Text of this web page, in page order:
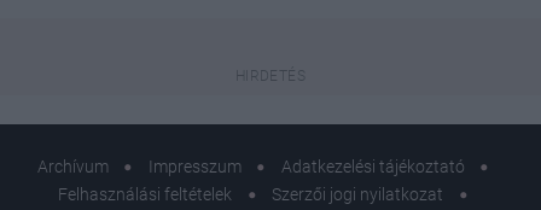
Archívum Impresszum
Adatkezelési tájékoztató
Felhasználási feltételek
Szerzői jogi nyilatkozat